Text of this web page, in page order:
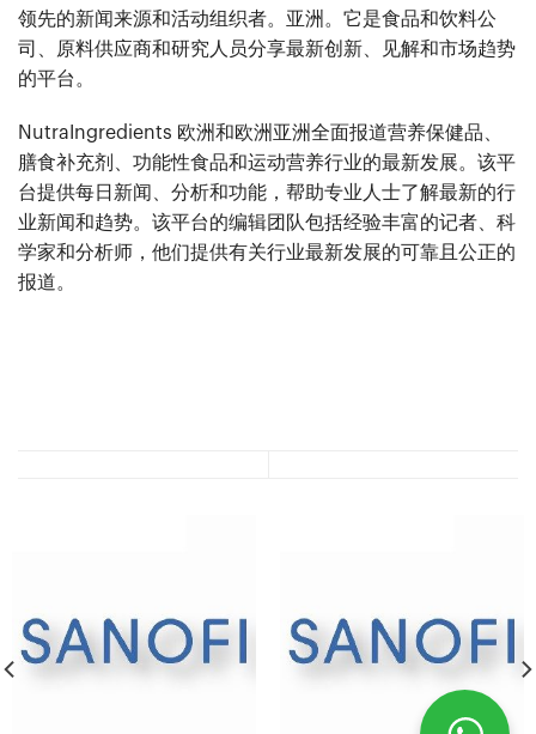
领先的新闻来源和活动组织者。亚洲。它是食品和饮料公
司、原料供应商和研究人员分享最新创新、见解和市场趋势
的平台。
NutraIngredients 欧洲和欧洲亚洲全面报道营养保健品、
膳食补充剂、功能性食品和运动营养行业的最新发展。该平
台提供每日新闻、分析和功能，帮助专业人士了解最新的行
业新闻和趋势。该平台的编辑团队包括经验丰富的记者、科
学家和分析师，他们提供有关行业最新发展的可靠且公正的
报道。